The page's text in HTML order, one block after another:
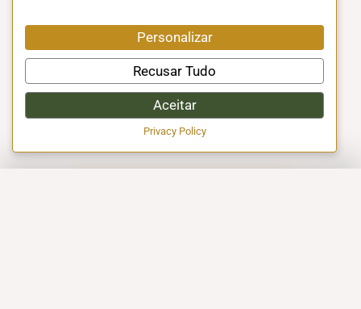
Personalizar
Recusar Tudo
Aceitar
Privacy Policy